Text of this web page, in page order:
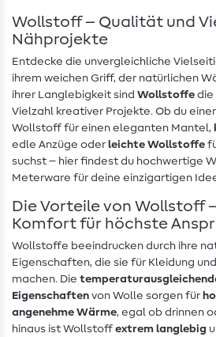
Wollstoff – Qualität und
Nähprojekte
Entdecke die unvergleichliche
ihrem weichen Griff, der natürlichen
ihrer Langlebigkeit sind Wollstoffe die
Vielzahl kreativer Projekte. Ob du
Wollstoff für einen eleganten Mantel,
edle Anzüge oder leichte Wollstoffe
suchst – hier findest du hochwertige
Meterware für deine einzigartigen
Die Vorteile von Wollstoff
Komfort für höchste
Wollstoffe beeindrucken durch ihre
Eigenschaften, die sie für Kleidung
machen. Die
Eigenschaften von Wolle sorgen für
angenehme Wärme, egal ob drinnen
hinaus ist Wollstoff extrem langlebig